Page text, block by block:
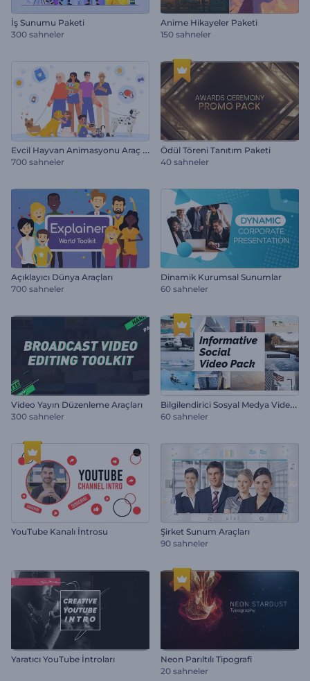
İş Sunumu Paketi
300 sahneler
Anime Hikayeler Paketi
150 sahneler
E
vcil Hayvan Animasyonu Araç Kiti
700 sahneler
Ödül Töreni Tanıtım Paketi
40 sahneler
Açıklayıcı Dünya Araçları
700 sahneler
Dinamik Kurumsal Sunumlar
60 sahneler
Video Yayın Düzenleme Araçları
300 sahneler
B
ilgilendirici Sosyal Medya Video Paketi
60 sahneler
YouTube Kanalı İntrosu
Şirket Sunum Araçları
90 sahneler
Yaratıcı YouTube İntroları
Neon Parıltılı Tipografi
20 sahneler